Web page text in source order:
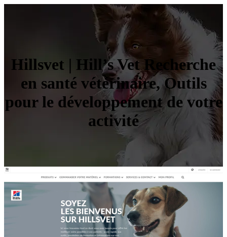
Hillsvet | Hill’s Vet Recherche
en santé vétérinaire, Outils
pour le dévelop­pe­ment de votre
activité